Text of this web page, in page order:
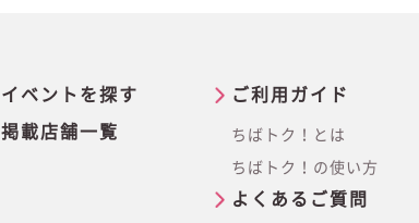
イベントを探す
掲載店舗一覧
ご利用ガイド
ちばトク！とは
ちばトク！の使い方
よくあるご質問